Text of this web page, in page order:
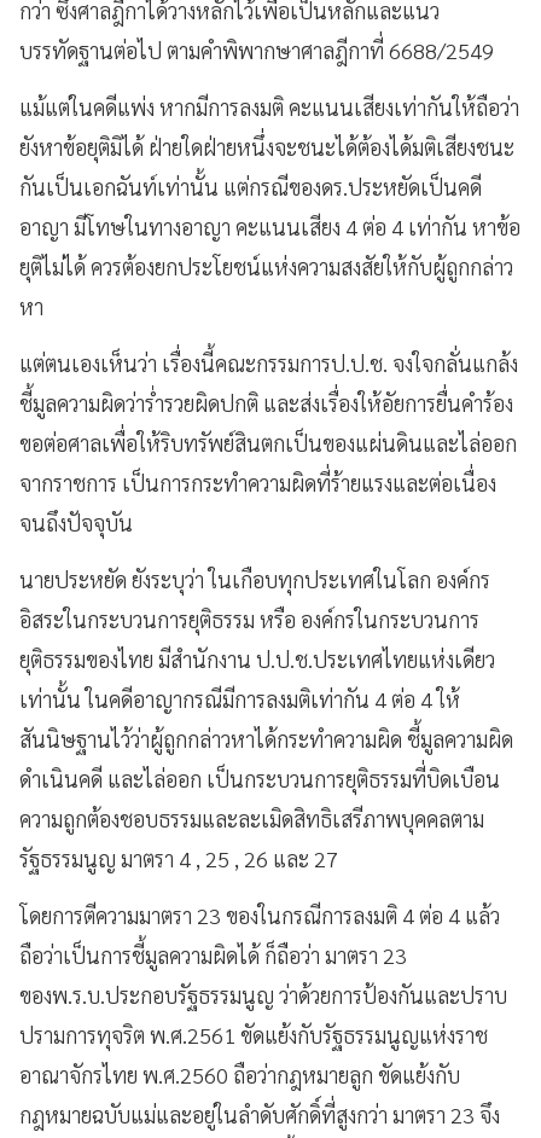
กว่า ซึ่งศาลฎีกาได้วางหลักไว้เพื่อเป็นหลักและแนว
บรรทัดฐานต่อไป ตามคำพิพากษาศาลฎีกาที่ 6688/2549
แม้แต่ในคดีแพ่ง หากมีการลงมติ คะแนนเสียงเท่ากันให้ถือว่า
ยังหาข้อยุติมิได้ ฝ่ายใดฝ่ายหนึ่งจะชนะได้ต้องได้มติเสียงชนะ
กันเป็นเอกฉันท์เท่านั้น แต่กรณีของดร.ประหยัดเป็นคดี
อาญา มีโทษในทางอาญา คะแนนเสียง 4 ต่อ 4 เท่ากัน หาข้อ
ยุติไม่ได้ ควรต้องยกประโยชน์แห่งความสงสัยให้กับผู้ถูกกล่าว
หา
แต่ตนเองเห็นว่า เรื่องนี้คณะกรรมการป.ป.ช. จงใจกลั่นแกล้ง
ชี้มูลความผิดว่าร่ำรวยผิดปกติ และส่งเรื่องให้อัยการยื่นคำร้อง
ขอต่อศาลเพื่อให้ริบทรัพย์สินตกเป็นของแผ่นดินและไล่ออก
จากราชการ เป็นการกระทำความผิดที่ร้ายแรงและต่อเนื่อง
จนถึงปัจจุบัน
นายประหยัด ยังระบุว่า ในเกือบทุกประเทศในโลก องค์กร
อิสระในกระบวนการยุติธรรม หรือ องค์กรในกระบวนการ
ยุติธรรมของไทย มีสำนักงาน ป.ป.ช.ประเทศไทยแห่งเดียว
เท่านั้น ในคดีอาญากรณีมีการลงมติเท่ากัน 4 ต่อ 4 ให้
สันนิษฐานไว้ว่าผู้ถูกกล่าวหาได้กระทำความผิด ชี้มูลความผิด
ดำเนินคดี และไล่ออก เป็นกระบวนการยุติธรรมที่บิดเบือน
ความถูกต้องชอบธรรมและละเมิดสิทธิเสรีภาพบุคคลตาม
รัฐธรรมนูญ มาตรา 4 , 25 , 26 และ 27
โดยการตีความมาตรา 23 ของในกรณีการลงมติ 4 ต่อ 4 แล้ว
ถือว่าเป็นการชี้มูลความผิดได้ ก็ถือว่า มาตรา 23
ของพ.ร.บ.ประกอบรัฐธรรมนูญ ว่าด้วยการป้องกันและปราบ
ปรามการทุจริต พ.ศ.2561 ขัดแย้งกับรัฐธรรมนูญแห่งราช
อาณาจักรไทย พ.ศ.2560 ถือว่ากฎหมายลูก ขัดแย้งกับ
กฎหมายฉบับแม่และอยู่ในลำดับศักดิ์ที่สูงกว่า มาตรา 23 จึง